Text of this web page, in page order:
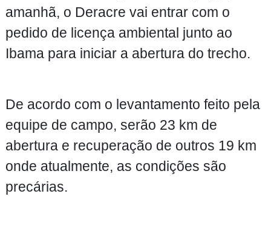
amanhã, o Deracre vai entrar com o
pedido de licença ambiental junto ao
Ibama para iniciar a abertura do trecho.
De acordo com o levantamento feito pela
equipe de campo, serão 23 km de
abertura e recuperação de outros 19 km
onde atualmente, as condições são
precárias.